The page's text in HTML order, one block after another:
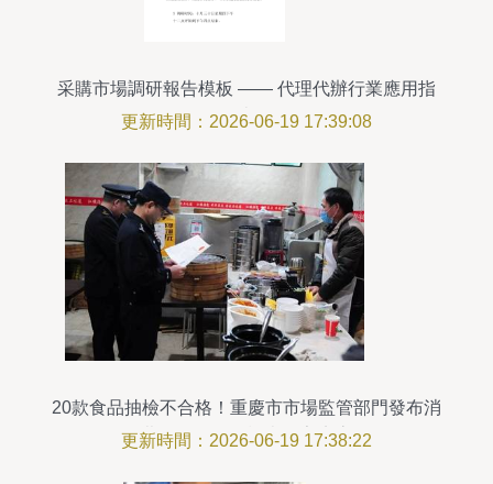
采購市場調研報告模板 —— 代理代辦行業應用指
南
更新時間：2026-06-19 17:39:08
20款食品抽檢不合格！重慶市市場監管部門發布消
費提示，趕緊檢查你家廚房
更新時間：2026-06-19 17:38:22